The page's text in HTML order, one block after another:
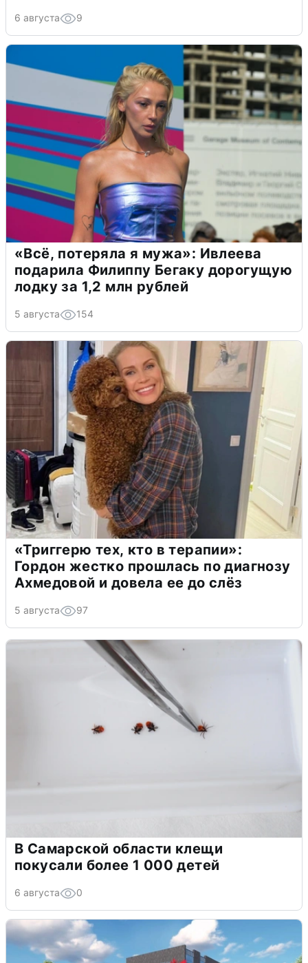
6 августа 9
«Всё, потеряла я мужа»: Ивлеева
подарила Филиппу Бегаку дорогущую
лодку за 1,2 млн рублей
5 августа 154
«Триггерю тех, кто в терапии»:
Гордон жестко прошлась по диагнозу
Ахмедовой и довела ее до слёз
5 августа 97
В Самарской области клещи
покусали более 1 000 детей
6 августа 0